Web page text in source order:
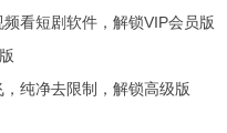
看短剧软件，解锁VIP会员版
纯净去限制，解锁高级版